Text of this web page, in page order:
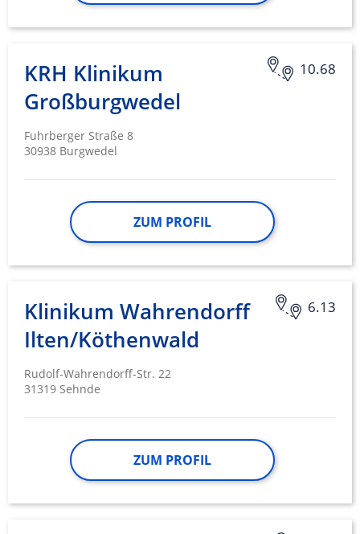
10.68
KRH Klinikum
Großburgwedel
Fuhrberger Straße 8
30938 Burgwedel
ZUM PROFIL
6.13
Klinikum Wahrendorff
Ilten/Köthenwald
Rudolf-Wahrendorff-Str. 22
31319 Sehnde
ZUM PROFIL